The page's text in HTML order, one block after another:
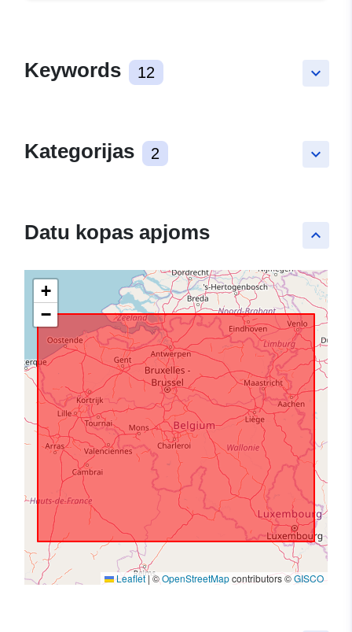
keyboard_arrow_down
Keywords 12
keyboard_arrow_down
Kategorijas 2
keyboard_arrow_up
Datu kopas apjoms
+
−
Leaflet|©OpenStreetMapcontributors ©GISCO